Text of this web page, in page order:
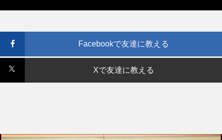
Facebookで友達に教える
Xで友達に教える